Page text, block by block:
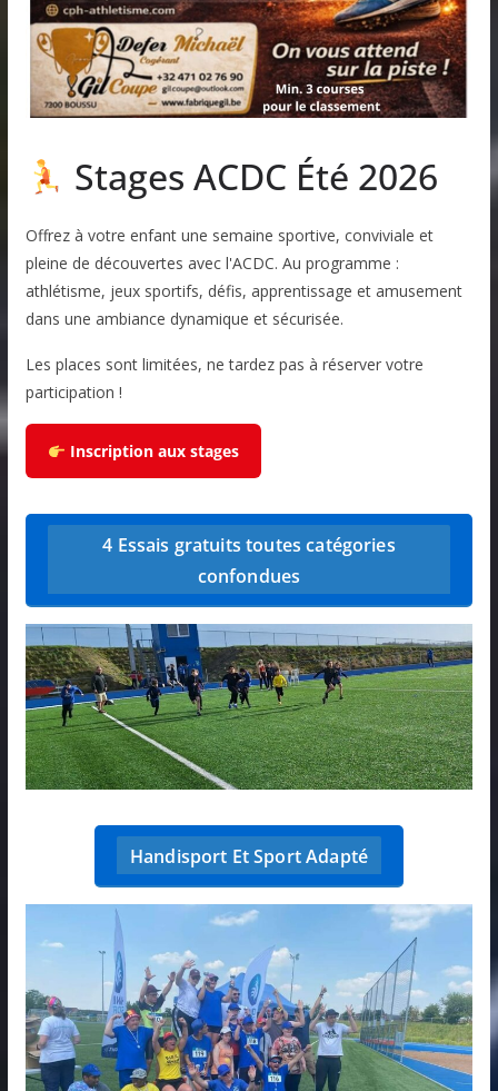
Stages ACDC Été 2026
Offrez à votre enfant une semaine sportive, conviviale et
pleine de découvertes avec l'ACDC. Au programme :
athlétisme, jeux sportifs, défis, apprentissage et amusement
dans une ambiance dynamique et sécurisée.
Les places sont limitées, ne tardez pas à réserver votre
participation !
Inscription aux stages
4 Essais gratuits toutes catégories
confondues
Handisport Et Sport Adapté